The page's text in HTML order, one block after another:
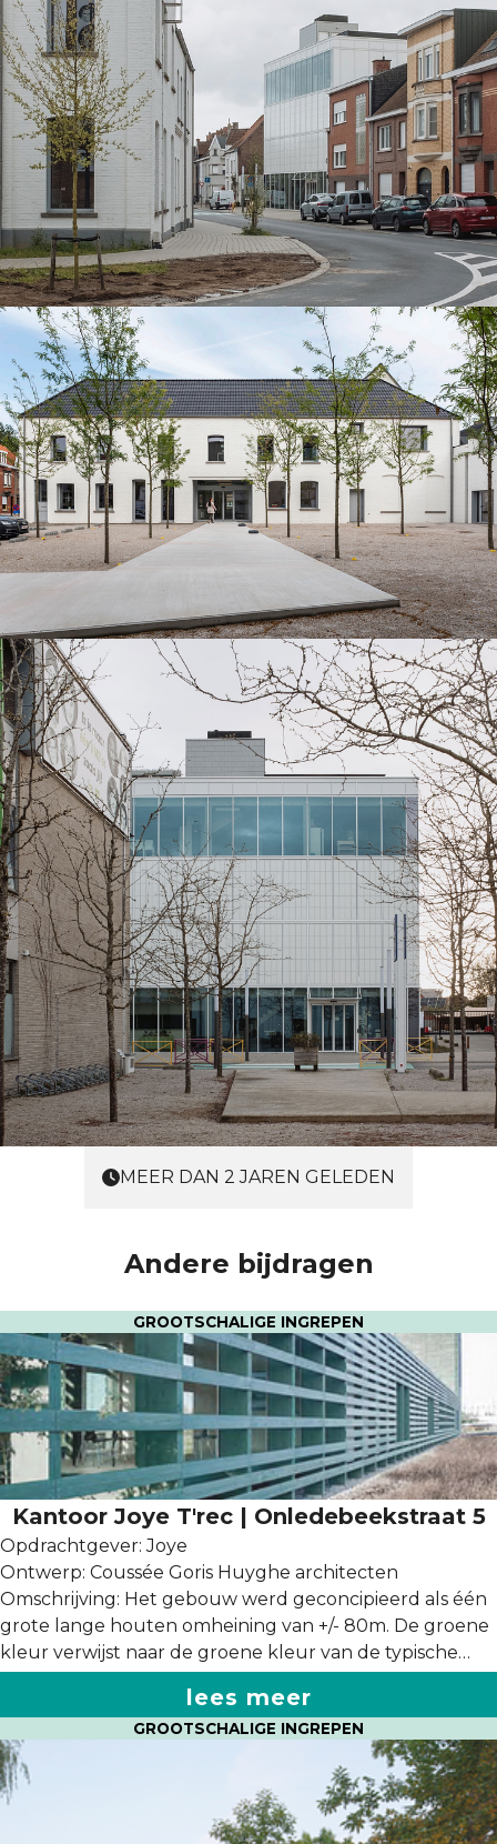
MEER DAN 2 JAREN GELEDEN
Andere bijdragen
GROOTSCHALIGE INGREPEN
Kantoor Joye T'rec | Onledebeekstraat 5
Opdrachtgever: Joye
Ontwerp: Coussée Goris Huyghe architecten
Omschrijving: Het gebouw werd geconcipieerd als één
grote lange houten omheining van +/- 80m. De groene
kleur verwijst naar de groene kleur van de typische
een klein torenvolume, dat werkt als visueel accent.
Het gebouw wordt lichtjes opgetild waardoor het
landschap als het ware onder het gebouw doorloopt.
Hierdoor komen de kolommen als palen met
omheiningsplanken over en lijkt het minder een
gebouw. Het bouwvolume is doorspekt met patio’s en
lees meer
GROOTSCHALIGE INGREPEN